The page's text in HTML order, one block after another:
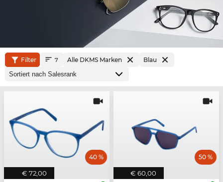
Filter 7 Alle DKMS Marken Blau
€ 72,00
40 %
€ 60,00
50 %